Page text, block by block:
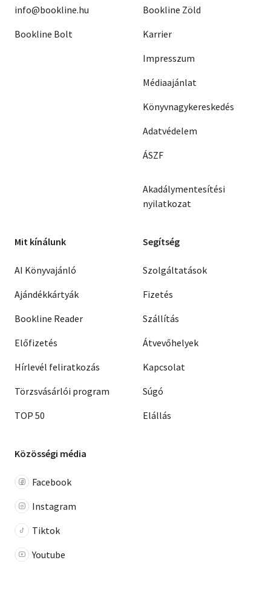
info@bookline.hu
Bookline Bolt
Bookline Zöld
Karrier
Impresszum
Médiaajánlat
Könyvnagykereskedés
Adatvédelem
ÁSZF
Akadálymentesítési
nyilatkozat
Mit kínálunk
AI Könyvajánló
Ajándékkártyák
Bookline Reader
Előfizetés
Hírlevél feliratkozás
Törzsvásárlói program
TOP 50
Segítség
Szolgáltatások
Fizetés
Szállítás
Átvevőhelyek
Kapcsolat
Súgó
Elállás
Közösségi média
Facebook
Instagram
Tiktok
Youtube